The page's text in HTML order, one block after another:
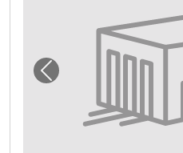
Image précédente